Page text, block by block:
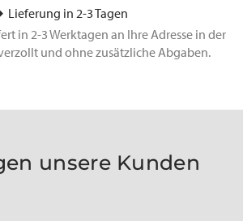
Lieferung in 2-3 Tagen
in 2-3 Werktagen an Ihre Adresse in der
und ohne zusätzliche Abgaben.
unsere Kunden